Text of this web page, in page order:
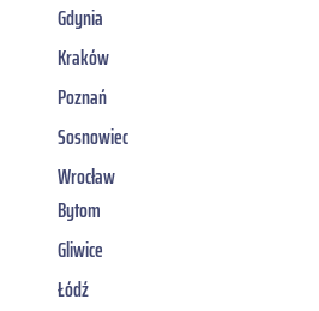
Gdynia
Kraków
Poznań
Sosnowiec
Wrocław
Bytom
Gliwice
Łódź